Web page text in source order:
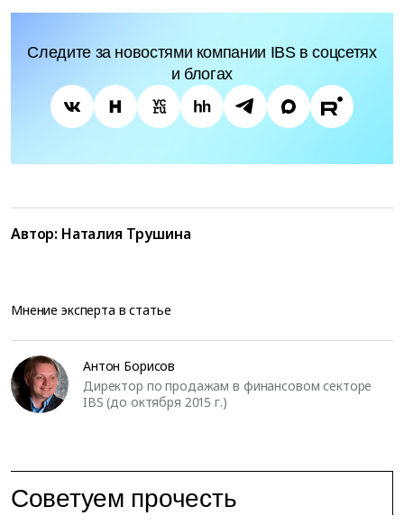
Следите за новостями компании IBS в соцсетях
и блогах
Автор: Наталия Трушина
Мнение эксперта в статье
Антон Борисов
Директор по продажам в финансовом секторе
IBS (до октября 2015 г.)
Советуем прочесть